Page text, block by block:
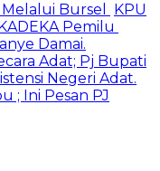
Bursel
KPU
Pemilu
Damai.
Adat; Pj Bupati
Negeri Adat.
; Ini Pesan PJ